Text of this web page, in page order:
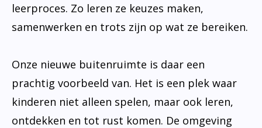
leerproces. Zo leren ze keuzes maken,
samenwerken en trots zijn op wat ze bereiken.
Onze nieuwe buitenruimte is daar een
prachtig voorbeeld van. Het is een plek waar
kinderen niet alleen spelen, maar ook leren,
ontdekken en tot rust komen. De omgeving